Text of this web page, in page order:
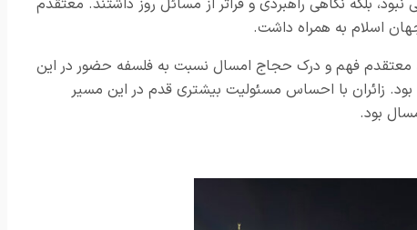
اسلام به همراه داشت.
معتقدم فهم و درک حجاج امسال نسبت به فلسفه حضور در این
زائران با احساس مسئولیت بیشتری قدم در این مسیر
بود.